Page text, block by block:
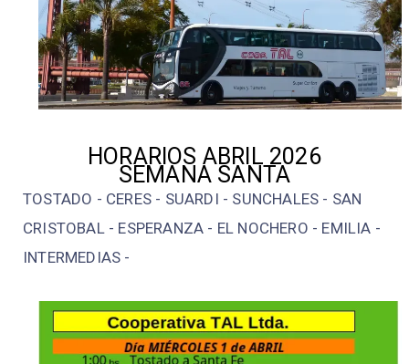
HORARIOS ABRIL 2026
SEMANA SANTA
TOSTADO - CERES - SUARDI - SUNCHALES - SAN
CRISTOBAL - ESPERANZA - EL NOCHERO - EMILIA -
INTERMEDIAS -